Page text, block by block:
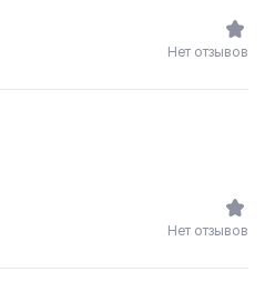
Нет отзывов
Нет отзывов